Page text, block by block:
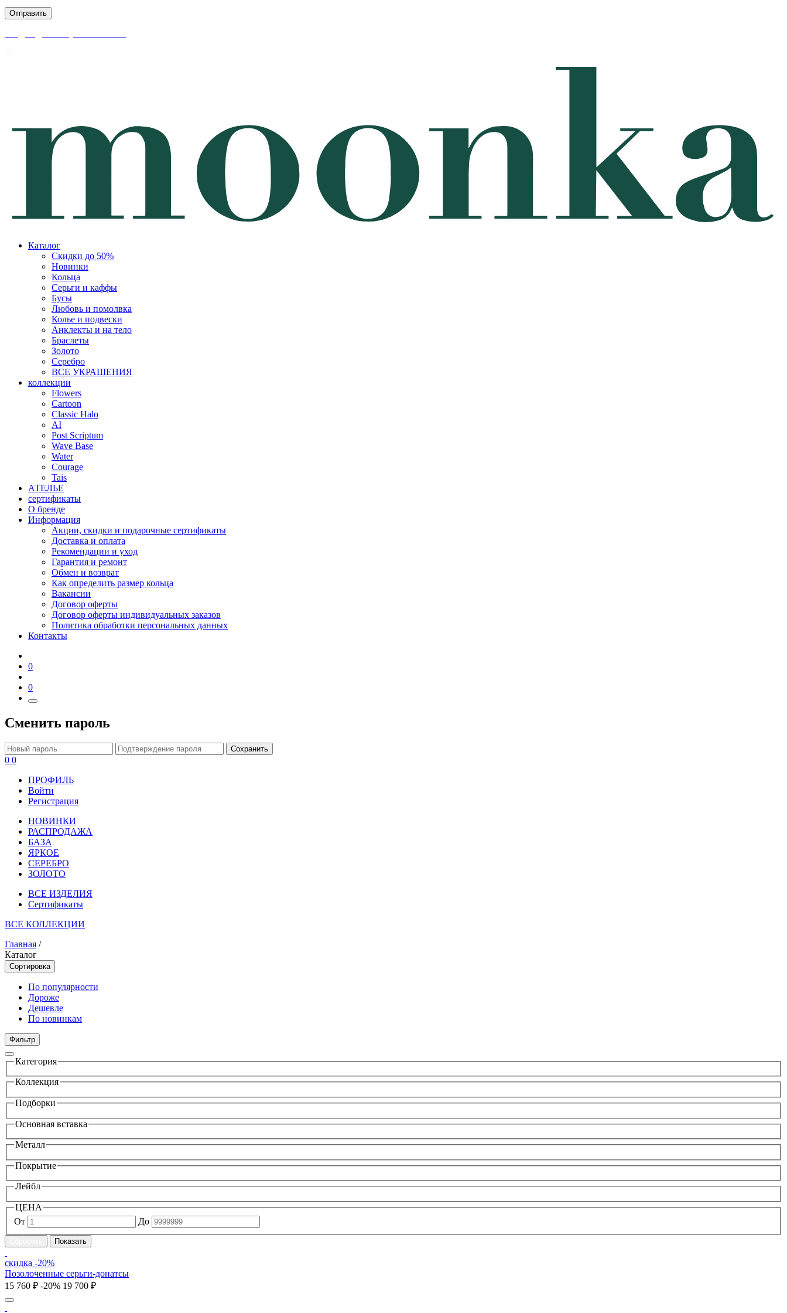
Каталог
Скидки до 50%
Новинки
Кольца
Серьги и каффы
Бусы
Любовь и помолвка
Колье и подвески
Анклекты и на тело
Браслеты
Золото
Серебро
ВСЕ УКРАШЕНИЯ
коллекции
Flowers
Cartoon
Classic Halo
AI
Post Scriptum
Wave Base
Water
Courage
Tais
АТЕЛЬЕ
сертификаты
О бренде
Информация
Акции, скидки и подарочные сертификаты
Доставка и оплата
Рекомендации и уход
Гарантия и ремонт
Обмен и возврат
Как определить размер кольца
Вакансии
Договор оферты
Договор оферты индивидуальных заказов
Политика обработки персональных данных
Контакты
0
0
Сменить пароль
Сохранить
0 0
ПРОФИЛЬ
Войти
Регистрация
НОВИНКИ
РАСПРОДАЖА
БАЗА
ЯРКОЕ
СЕРЕБРО
ЗОЛОТО
ВСЕ ИЗДЕЛИЯ
Сертификаты
ВСЕ КОЛЛЕКЦИИ
Главная /
Каталог
Сортировка
По популярности
Дороже
Дешевле
По новинкам
Фильтр
Категория
Коллекция
Подборки
Основная вставка
Металл
Покрытие
Лейбл
ЦЕНА
От
До
скидка -20%
Позолоченные серьги-донатсы
15 760 ₽ -20% 19 700 ₽